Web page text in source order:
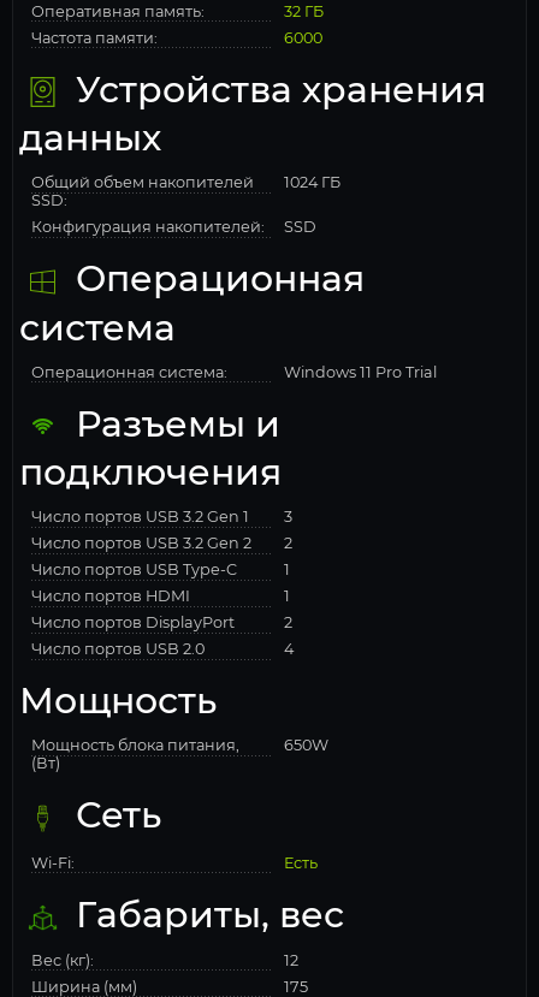
Оперативная память:
32 ГБ
Частота памяти:
6000
Устройства хранения
данных
Общий объем накопителей
SSD:
1024 ГБ
Конфигурация накопителей: SSD
Операционная
система
Операционная система: Windows 11 Pro Trial
Разъемы и
подключения
Число портов USB 3.2 Gen 1
3
Число портов USB 3.2 Gen 2
2
Число портов USB Type-C
1
Число портов HDMI
1
Число портов DisplayPort
2
Число портов USB 2.0
4
Мощность
Мощность блока питания,
(Вт)
650W
Сеть
Wi-Fi: Есть
Габариты, вес
Вес (кг):
12
Ширина (мм)
175